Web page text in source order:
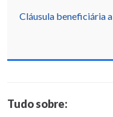
Cláusula beneficiária
Tudo sobre: